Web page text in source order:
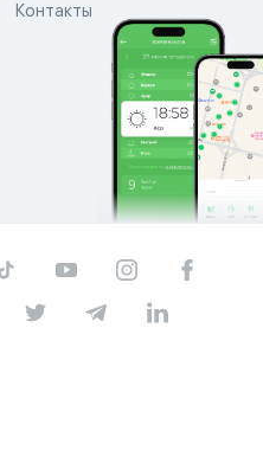
Контакты